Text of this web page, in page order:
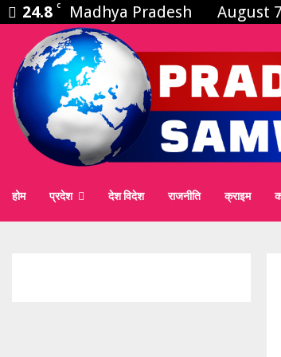
24.8 C Madhya Pradesh August
होम प्रदेश देश विदेश राजनीति क्राइम